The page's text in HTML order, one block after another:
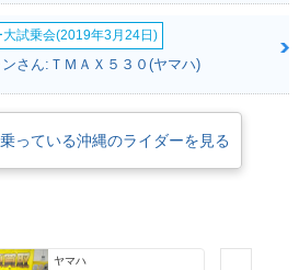
大試乗会(2019年3月24日)
さん:ＴＭＡＸ５３０(ヤマハ)
っている沖縄のライダーを見る
ヤマハ